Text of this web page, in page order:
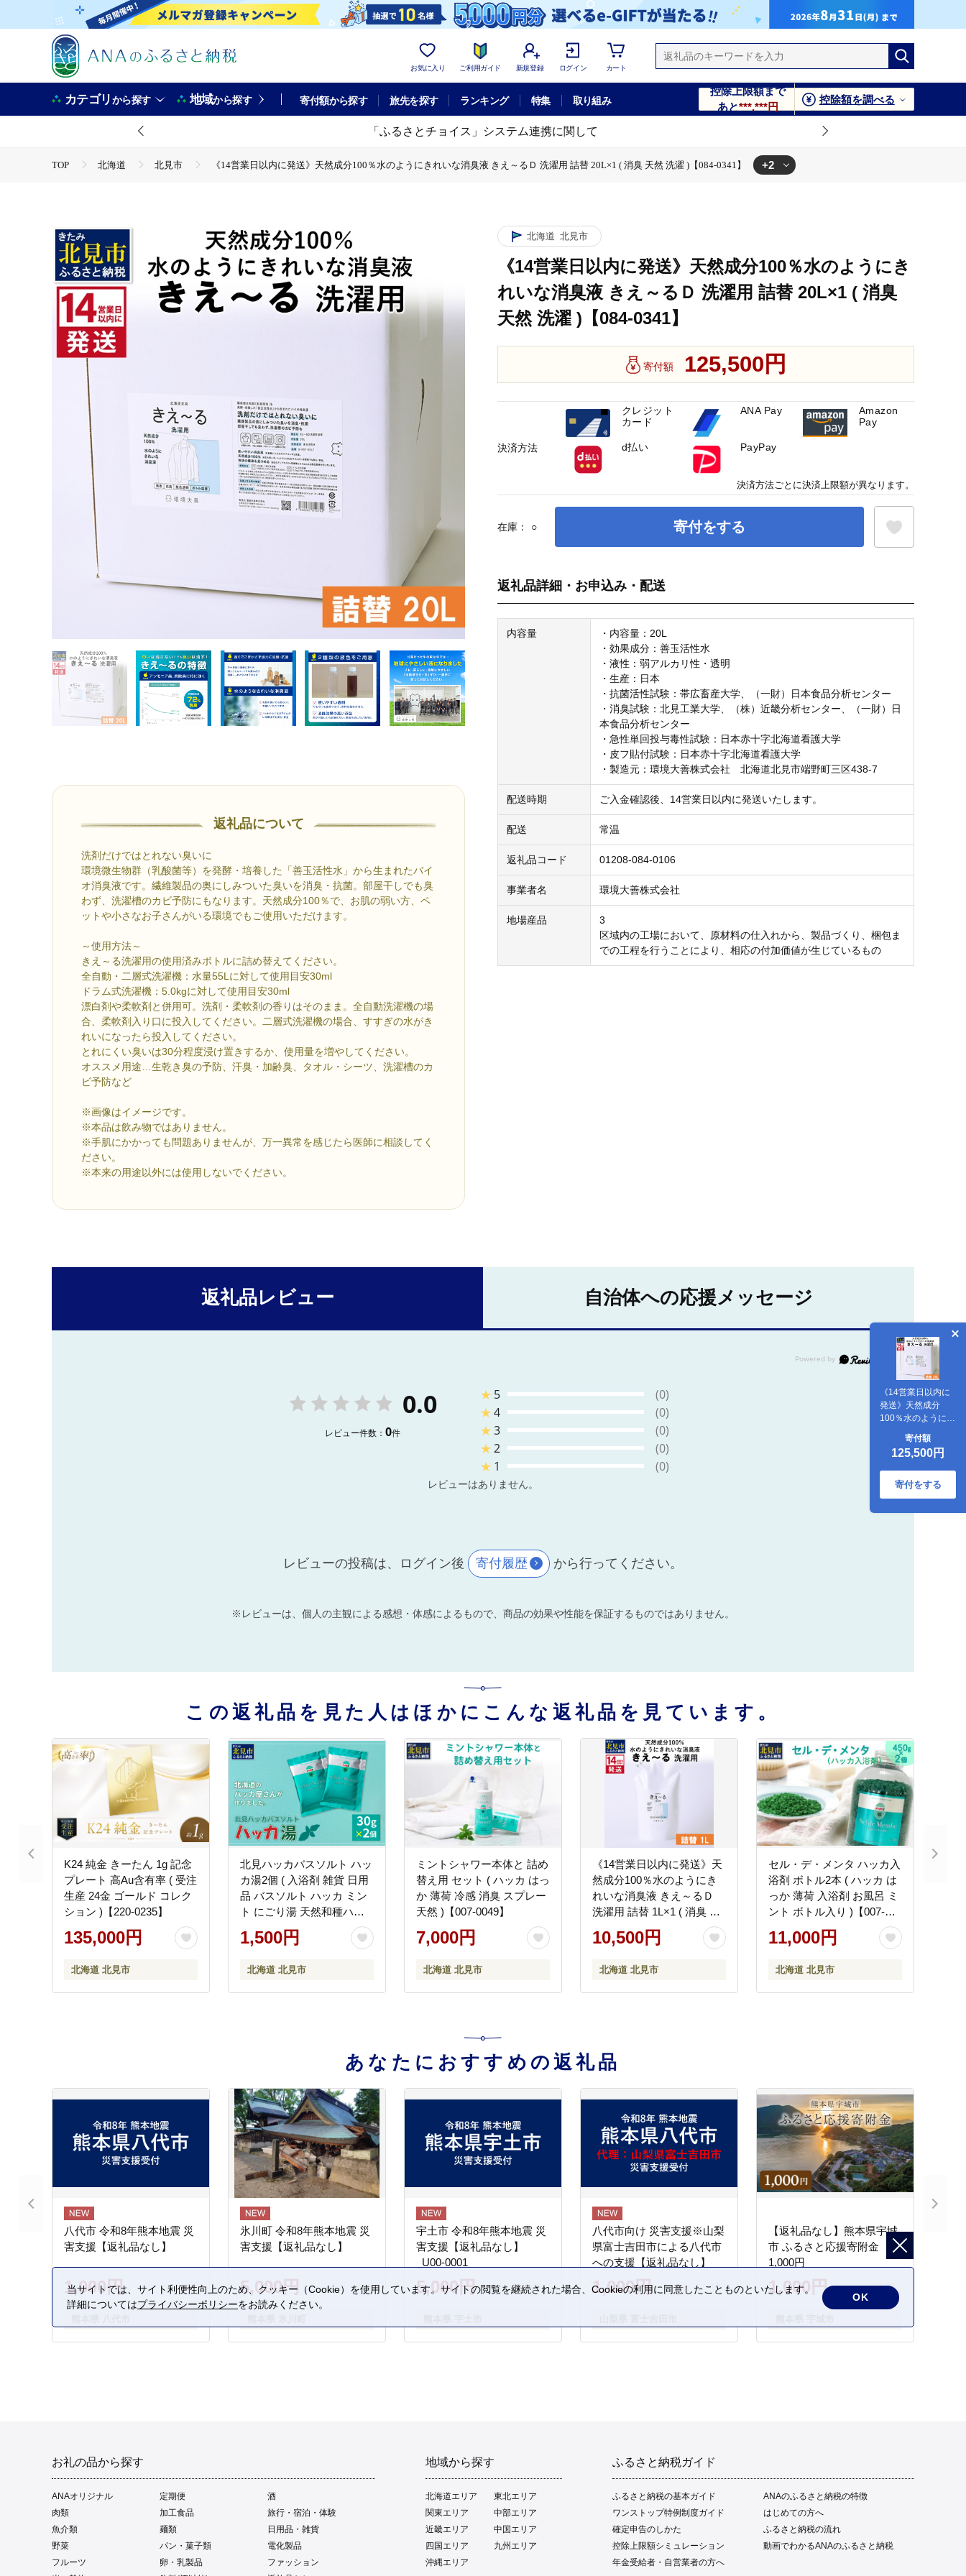
お気に入り ご利用ガイド 新規登録 ログイン カート
カテゴリから探す 地域から探す 寄付額から探す 旅先を探す ランキング 特集 取り組み
控除上限額まで
あと***,***円
控除額を調べる
「ふるさとチョイス」システム連携に関して
TOP 北海道 北見市 《14営業日以内に発送》天然成分100％水のようにきれいな消臭液 きえ～るＤ 洗濯用 詰替 20L×1 ( 消臭 天然 洗濯 )【084-0341】 +2
返礼品について
洗剤だけではとれない臭いに
環境微生物群（乳酸菌等）を発酵・培養した「善玉活性水」から生まれたバイ
オ消臭液です。繊維製品の奥にしみついた臭いを消臭・抗菌。部屋干しでも臭
わず、洗濯槽のカビ予防にもなります。天然成分100％で、お肌の弱い方、ペ
ットや小さなお子さんがいる環境でもご使用いただけます。
～使用方法～
きえ～る洗濯用の使用済みボトルに詰め替えてください。
全自動・二層式洗濯機：水量55Lに対して使用目安30ml
ドラム式洗濯機：5.0kgに対して使用目安30ml
漂白剤や柔軟剤と併用可。洗剤・柔軟剤の香りはそのまま。全自動洗濯機の場
合、柔軟剤入り口に投入してください。二層式洗濯機の場合、すすぎの水がき
れいになったら投入してください。
とれにくい臭いは30分程度浸け置きするか、使用量を増やしてください。
オススメ用途…生乾き臭の予防、汗臭・加齢臭、タオル・シーツ、洗濯槽のカ
ビ予防など
※画像はイメージです。
※本品は飲み物ではありません。
※手肌にかかっても問題ありませんが、万一異常を感じたら医師に相談してく
ださい。
※本来の用途以外には使用しないでください。
北海道 北見市
《14営業日以内に発送》天然成分100％水のようにき
れいな消臭液 きえ～るＤ 洗濯用 詰替 20L×1 ( 消臭
天然 洗濯 )【084-0341】
寄付額 125,500円
在庫： ○ 寄付をする
《14営業日以内に
発送》天然成分
100％水のようにき
～るＤ 洗濯用 詰替
20L×1 ( 消臭 天然
洗濯 )【084-
0341】
寄付額
125,500円
寄付をする
返礼品詳細・お申込み・配送
内容量
・内容量：20L
・効果成分：善玉活性水
・液性：弱アルカリ性・透明
・生産：日本
・抗菌活性試験：帯広畜産大学、（一財）日本食品分析センター
・消臭試験：北見工業大学、（株）近畿分析センター、（一財）日
本食品分析センター
・急性単回投与毒性試験：日本赤十字北海道看護大学
・皮フ貼付試験：日本赤十字北海道看護大学
・製造元：環境大善株式会社 北海道北見市端野町三区438-7
配送時期 ご入金確認後、14営業日以内に発送いたします。
配送 常温
返礼品コード 01208-084-0106
事業者名 環境大善株式会社
地場産品
3
区域内の工場において、原材料の仕入れから、製品づくり、梱包ま
での工程を行うことにより、相応の付加価値が生じているもの
決済方法
クレジット
カード
ANA Pay
Amazon
Pay
d払い PayPay
決済方法ごとに決済上限額が異なります。
返礼品レビュー 自治体への応援メッセージ
0.0
レビュー件数： 0件
★ 5
(0)
★4
(0)
★3
(0)
★2
(0)
★ 1 (0)
レビューはありません。
レビューの投稿は、ログイン後 寄付履歴 から行ってください。
※レビューは、個人の主観による感想・体感によるもので、商品の効果や性能を保証するものではありません。
この返礼品を見た人はほかにこんな返礼品を見ています。
K24 純金 きーたん 1g 記念
プレート 高Au含有率 ( 受注
生産 24金 ゴールド コレク
ション )【220-0235】
135,000円
北海道 北見市
北見ハッカバスソルト ハッ
カ湯2個 ( 入浴剤 雑貨 日用
品 バスソルト ハッカ ミン
ト にごり湯 天然和種ハッ
カ ペパーミントグリーン
お風呂 バスグッズ バス )
1,500円
北海道 北見市
ミントシャワー本体と 詰め
替え用 セット ( ハッカ はっ
か 薄荷 冷感 消臭 スプレー
天然 )【007-0049】
7,000円
北海道 北見市
《14営業日以内に発送》天
然成分100％水のようにき
れいな消臭液 きえ～るＤ
洗濯用 詰替 1L×1 ( 消臭 天
然 洗濯 )【084-0294】
10,500円
北海道 北見市
セル・デ・メンタ ハッカ入
浴剤 ボトル2本 ( ハッカ は
っか 薄荷 入浴剤 お風呂 ミ
ント ボトル入り )【007-
11,000円
北海道 北見市
あなたにおすすめの返礼品
八代市 令和8年熊本地震 災
害支援【返礼品なし】
1,000円
氷川町 令和8年熊本地震 災
害支援【返礼品なし】
5,000円
宇土市 令和8年熊本地震 災
害支援【返礼品なし】
_U00-0001
5,000円
八代市向け 災害支援※山梨
県富士吉田市による八代市
への支援【返礼品なし】
1,000円
【返礼品なし】熊本県宇城
市 ふるさと応援寄附金
1,000円
1,000円
お礼の品から探す
ANAオリジナル 定期便
酒
肉類
加工食品
旅行・宿泊・体験
魚介類
麺類
日用品・雑貨
野菜
パン・菓子類
電化製品
フルーツ
卵・乳製品
ファッション
地域から探す
北海道エリア
東北エリア
関東エリア
中部エリア
近畿エリア
中国エリア
四国エリア
九州エリア
沖縄エリア
ふるさと納税ガイド
ふるさと納税の基本ガイド
ANAのふるさと納税の特徴
ワンストップ特例制度ガイド
はじめての方へ
確定申告のしかた
ふるさと納税の流れ
控除上限額シミュレーション
動画でわかるANAのふるさと納税
年金受給者・自営業者の方へ
当サイトでは、サイト利便性向上のため、クッキー（Cookie）を使用しています。サイトの閲覧を継続された場合、Cookieの利用に同意したことものといたします。
詳細についてはプライバシーポリシーをお読みください。
OK